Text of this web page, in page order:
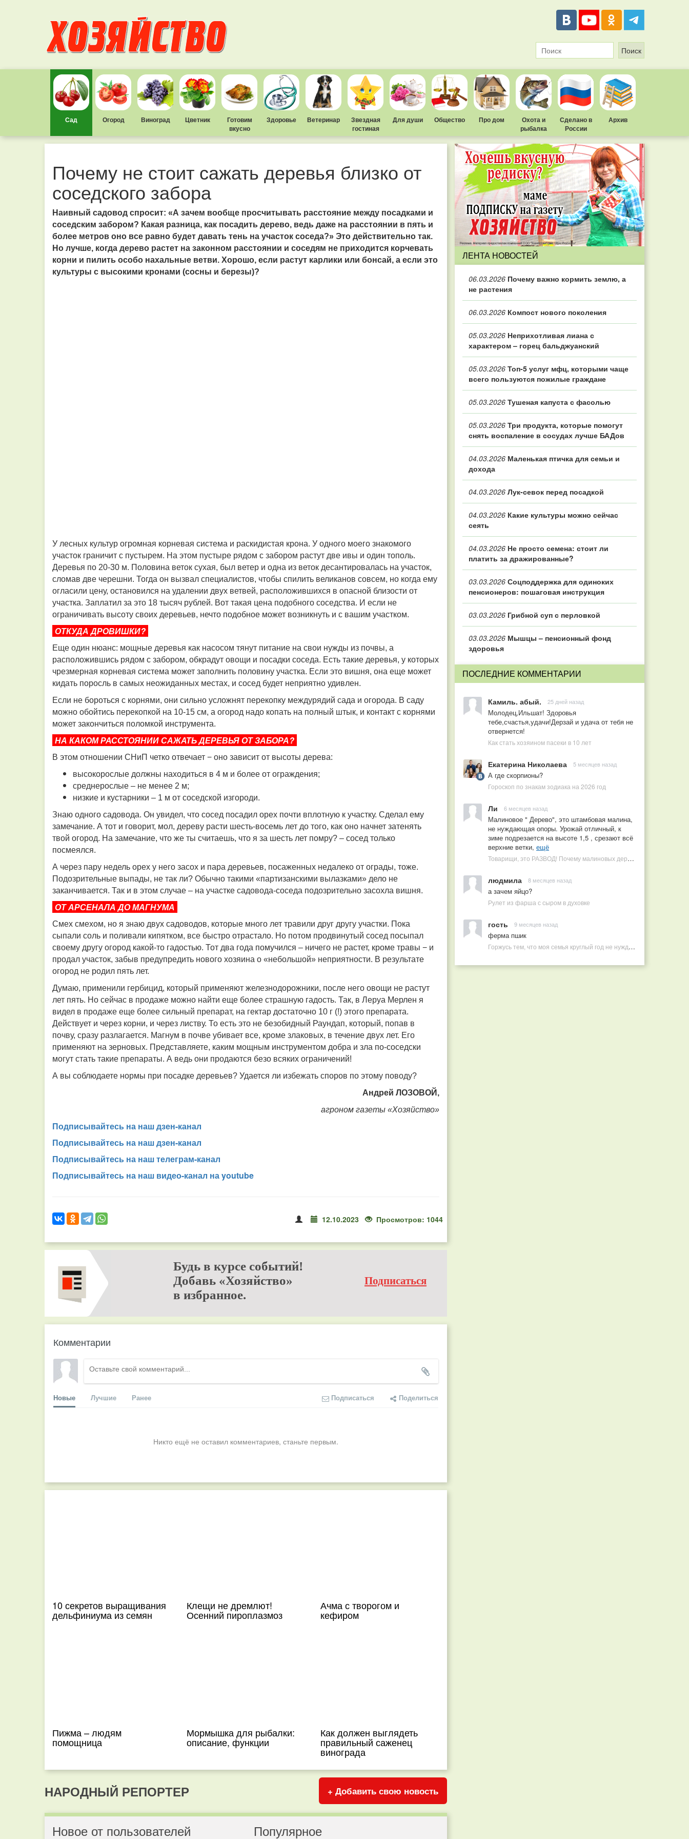
Сад Огород Виноград Цветник
Готовим
вкусно
Здоровье Ветеринар
Звездная
гостиная
Для души Общество Про дом
Охота и
рыбалка
Сделано в
России
Архив
Почему не стоит сажать деревья близко от
соседского забора
Наивный садовод спросит: «А зачем вообще просчитывать расстояние между посадками и
соседским забором? Какая разница, как посадить дерево, ведь даже на расстоянии в пять и
более метров оно все равно будет давать тень на участок соседа?» Это действительно так.
Но лучше, когда дерево растет на законном расстоянии и соседям не приходится корчевать
корни и пилить особо нахальные ветви. Хорошо, если растут карлики или бонсай, а если это
культуры с высокими кронами (сосны и березы)?
У лесных культур огромная корневая система и раскидистая крона. У одного моего знакомого
участок граничит с пустырем. На этом пустыре рядом с забором растут две ивы и один тополь.
Деревья по 20-30 м. Половина веток сухая, был ветер и одна из веток десантировалась на участок,
сломав две черешни. Тогда он вызвал специалистов, чтобы спилить великанов совсем, но когда ему
огласили цену, остановился на удалении двух ветвей, расположившихся в опасной близости от
участка. Заплатил за это 18 тысяч рублей. Вот такая цена подобного соседства. И если не
ограничивать высоту своих деревьев, нечто подобное может возникнуть и с вашим участком.
ОТКУДА ДРОВИШКИ?
Еще один нюанс: мощные деревья как насосом тянут питание на свои нужды из почвы, а
расположившись рядом с забором, обкрадут овощи и посадки соседа. Есть такие деревья, у которых
чрезмерная корневая система может заполнить половину участка. Если это вишня, она еще может
кидать поросль в самых неожиданных местах, и сосед будет неприятно удивлен.
Если не бороться с корнями, они сильно усложнят перекопку междурядий сада и огорода. В саду
можно обойтись перекопкой на 10-15 см, а огород надо копать на полный штык, и контакт с корнями
может закончиться поломкой инструмента.
НА КАКОМ РАССТОЯНИИ САЖАТЬ ДЕРЕВЬЯ ОТ ЗАБОРА?
В этом отношении СНиП четко отвечает − оно зависит от высоты дерева:
высокорослые должны находиться в 4 м и более от ограждения;
среднерослые – не менее 2 м;
низкие и кустарники – 1 м от соседской изгороди.
Знаю одного садовода. Он увидел, что сосед посадил орех почти вплотную к участку. Сделал ему
замечание. А тот и говорит, мол, дереву расти шесть-восемь лет до того, как оно начнет затенять
твой огород. На замечание, что же ты считаешь, что я за шесть лет помру? – сосед только
посмеялся.
А через пару недель орех у него засох и пара деревьев, посаженных недалеко от ограды, тоже.
Подозрительные выпады, не так ли? Обычно такими «партизанскими вылазками» дело не
заканчивается. Так и в этом случае – на участке садовода-соседа подозрительно засохла вишня.
ОТ АРСЕНАЛА ДО МАГНУМА
Смех смехом, но я знаю двух садоводов, которые много лет травили друг другу участки. Пока
сыпали соль и поливали кипятком, все быстро отрастало. Но потом продвинутый сосед посыпал
своему другу огород какой-то гадостью. Тот два года помучился – ничего не растет, кроме травы − и
продал участок, забыв предупредить нового хозяина о «небольшой» неприятности. В результате
огород не родил пять лет.
Думаю, применили гербицид, который применяют железнодорожники, после него овощи не растут
лет пять. Но сейчас в продаже можно найти еще более страшную гадость. Так, в Леруа Мерлен я
видел в продаже еще более сильный препарат, на гектар достаточно 10 г (!) этого препарата.
Действует и через корни, и через листву. То есть это не безобидный Раундап, который, попав в
почву, сразу разлагается. Магнум в почве убивает все, кроме злаковых, в течение двух лет. Его
применяют на зерновых. Представляете, каким мощным инструментом добра и зла по-соседски
могут стать такие препараты. А ведь они продаются безо всяких ограничений!
А вы соблюдаете нормы при посадке деревьев? Удается ли избежать споров по этому поводу?
Андрей ЛОЗОВОЙ,
агроном газеты «Хозяйство»
Подписывайтесь на наш дзен-канал
Подписывайтесь на наш дзен-канал
Подписывайтесь на наш телеграм-канал
Подписывайтесь на наш видео-канал на youtube
12.10.2023 Просмотров: 1044
Будь в курсе событий!
Добавь «Хозяйство»
в избранное.
Подписаться
Комментарии
Новые Лучшие Ранее Подписаться Поделиться
Никто ещё не оставил комментариев, станьте первым.
10 секретов выращивания
дельфиниума из семян
Клещи не дремлют!
Осенний пироплазмоз
Ачма с творогом и
кефиром
Пижма – людям
помощница
Мормышка для рыбалки:
описание, функции
Как должен выглядеть
правильный саженец
винограда
НАРОДНЫЙ РЕПОРТЕР + Добавить свою новость
Новое от пользователей Популярное
ЛЕНТА НОВОСТЕЙ
06.03.2026 Почему важно кормить землю, а
не растения
06.03.2026 Компост нового поколения
05.03.2026 Неприхотливая лиана с
характером – горец бальджуанский
05.03.2026 Топ‑5 услуг мфц, которыми чаще
всего пользуются пожилые граждане
05.03.2026 Тушеная капуста с фасолью
05.03.2026 Три продукта, которые помогут
снять воспаление в сосудах лучше БАДов
04.03.2026 Маленькая птичка для семьи и
дохода
04.03.2026 Лук-севок перед посадкой
04.03.2026 Какие культуры можно сейчас
сеять
04.03.2026 Не просто семена: стоит ли
платить за дражированные?
03.03.2026 Соцподдержка для одиноких
пенсионеров: пошаговая инструкция
03.03.2026 Грибной суп с перловкой
03.03.2026 Мышцы – пенсионный фонд
здоровья
ПОСЛЕДНИЕ КОММЕНТАРИИ
Камиль. абый. 25 дней назад
Молодец,Ильшат! Здоровья
тебе,счастья,удачи!Дерзай и удача от тебя не
отвернется!
Как стать хозяином пасеки в 10 лет
Екатерина Николаева 5 месяцев назад
А где скорпионы?
Гороскоп по знакам зодиака на 2026 год
Ли 6 месяцев назад
Малиновое " Дерево", это штамбовая малина,
не нуждающая опоры. Урожай отличный, к
зиме подрезается на высоте 1,5 , срезают всё
верхние ветки, ещё
Товарищи, это РАЗВОД! Почему малиновых деревьев не бывает, или Как ушлые продавцы наживаются на мечтах садоводов
людмила 8 месяцев назад
а зачем яйцо?
Рулет из фарша с сыром в духовке
гость 9 месяцев назад
ферма пшик
Горжусь тем, что моя семья круглый год не нуждается в покупных витаминах